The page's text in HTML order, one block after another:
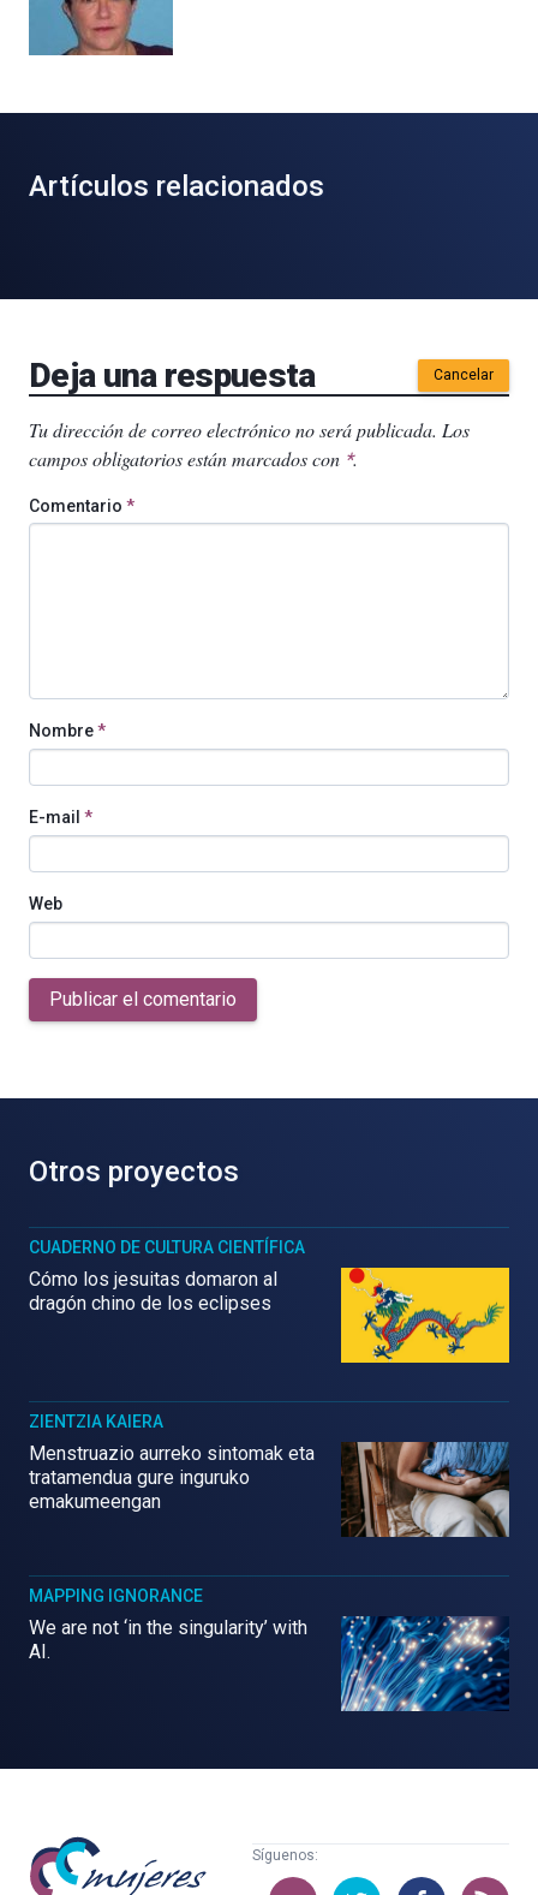
Artículos relacionados
Deja una respuesta Cancelar
Tu dirección de correo electrónico no será publicada. Los
campos obligatorios están marcados con *.
Comentario *
Nombre*
E-mail *
Web
Publicar el comentario
Otros proyectos
CUADERNO DE CULTURA CIENTÍFICA
Cómo los jesuitas domaron al
dragón chino de los eclipses
ZIENTZIA KAIERA
Menstruazio aurreko sintomak eta
tratamendua gure inguruko
emakumeengan
MAPPING IGNORANCE
We are not ‘in the singularity’ with
AI.
Mujeres
con
Síguenos: